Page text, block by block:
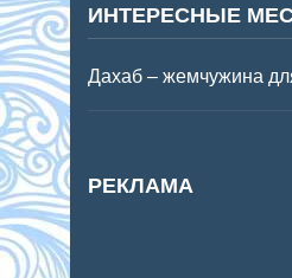
ИНТЕРЕСНЫЕ
Дахаб – жемчужина
РЕКЛАМА